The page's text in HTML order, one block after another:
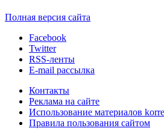
Полная версия сайта
Facebook
Twitter
RSS-ленты
E-mail рассылка
Контакты
Реклама на сайте
Использование материалов
Правила пользования сайтом